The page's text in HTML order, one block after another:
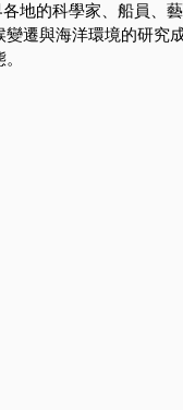
地的科學家、船員、
遷與海洋環境的研究